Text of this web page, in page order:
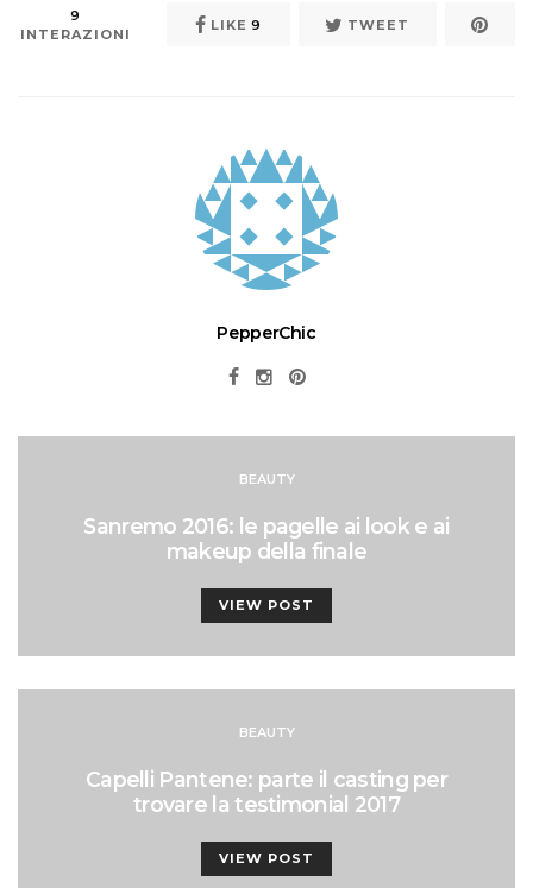
9
INTERAZIONI
LIKE 9 TWEET
PepperChic
BEAUTY
Sanremo 2016: le pagelle ai look e ai
makeup della finale
VIEW POST
BEAUTY
Capelli Pantene: parte il casting per
trovare la testimonial 2017
VIEW POST